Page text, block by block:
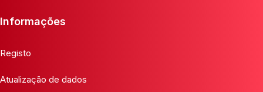
Informações
Registo
Atualização de dados